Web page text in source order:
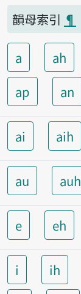
韻母索引 ¶
a ah
ap
an
ai aih
au auh
e eh
i ih